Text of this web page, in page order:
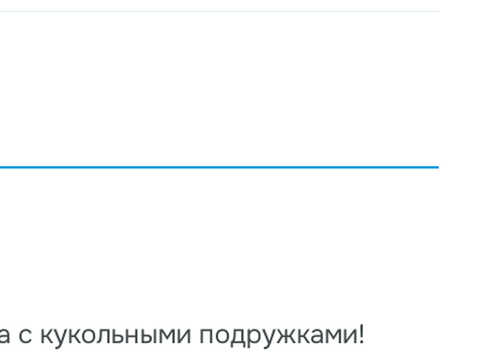
с кукольными подружками!